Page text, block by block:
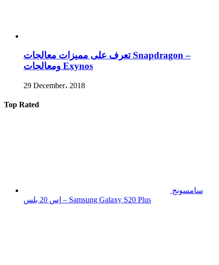
تعرف على مميزات معالجات Snapdragon –
ومعالجات Exynos
29 December، 2018
Top Rated
سامسونج
إس 20 بلس – Samsung Galaxy S20 Plus